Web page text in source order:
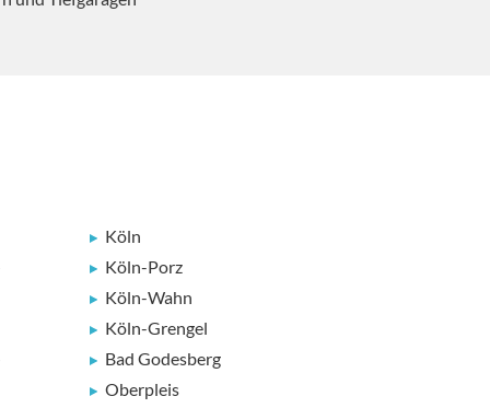
Köln
Köln-Porz
Köln-Wahn
Köln-Grengel
Bad Godesberg
Oberpleis